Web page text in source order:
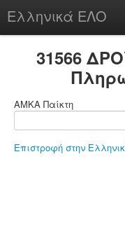
Ελληνικά ΕΛΟ
chesstu.be @ discord
31566
ΑΜΚΑ Παίκτη
Επιστροφή στην